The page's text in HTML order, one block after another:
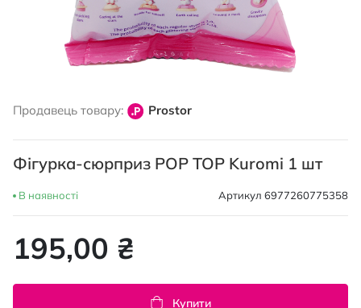
початку
зображень
Продавець товару: Prostor
Фігурка-сюрприз POP TOP Kuromi 1 шт
В наявності Артикул 6977260775358
195,00 ₴
Купити